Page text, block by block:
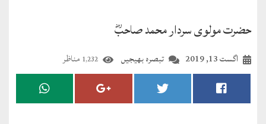
ڈائجسٹ
انٹرنیشنل
حضرت مولوی سردار محمد صاحبؓ
تبصرہ بھیجیں اگست 13, 2019 1,232 مناظر